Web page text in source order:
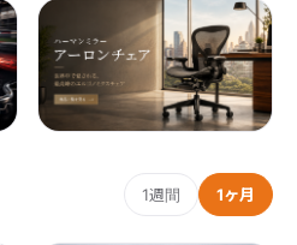
1週間 1ヶ月